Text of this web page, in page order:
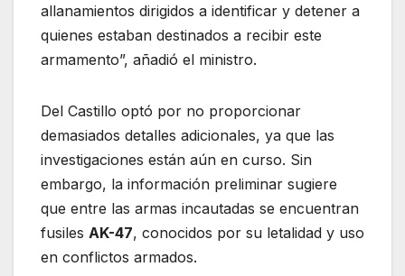
allanamientos dirigidos a identificar y detener a
quienes estaban destinados a recibir este
armamento”, añadió el ministro.
Del Castillo optó por no proporcionar
demasiados detalles adicionales, ya que las
investigaciones están aún en curso. Sin
embargo, la información preliminar sugiere
que entre las armas incautadas se encuentran
fusiles AK-47, conocidos por su letalidad y uso
en conflictos armados.